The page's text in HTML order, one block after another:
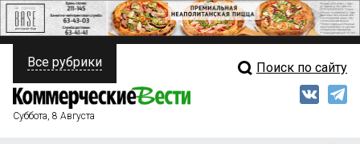
ПОЛИТИКА
ФИНАНСЫ
Свежий выпуск
Все рубрики Поиск по сайту
Суббота, 8 Августа